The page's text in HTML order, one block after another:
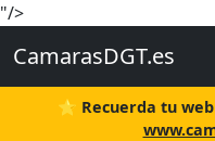
"/>
CamarasDGT.es
⭐ Recuerda tu